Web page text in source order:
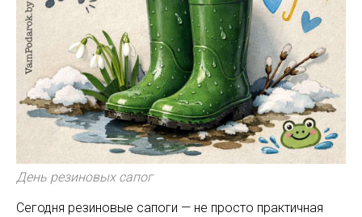
День резиновых сапог
Сегодня резиновые сапоги — не просто практичная